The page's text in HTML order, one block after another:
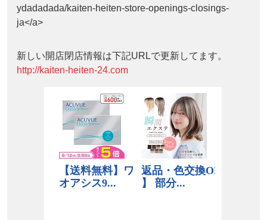
ydadadada/kaiten-heiten-store-openings-closings-
ja</a>
新しい開店閉店情報は下記URLで更新してます。
http://kaiten-heiten-24.com